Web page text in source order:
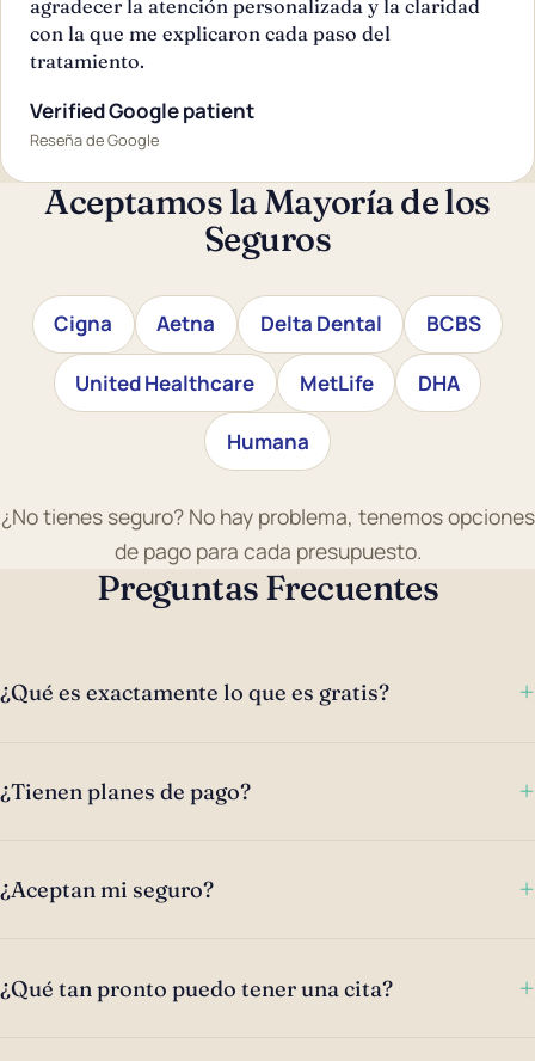
agradecer la atención personalizada y la claridad
con la que me explicaron cada paso del
tratamiento.
Verified Google patient
Reseña de Google
Aceptamos la Mayoría de los
Seguros
Cigna Aetna Delta Dental BCBS
United Healthcare MetLife DHA
Humana
¿No tienes seguro? No hay problema, tenemos opciones
de pago para cada presupuesto.
Preguntas Frecuentes
¿Qué es exactamente lo que es gratis? +
¿Tienen planes de pago? +
¿Aceptan mi seguro? +
¿Qué tan pronto puedo tener una cita? +